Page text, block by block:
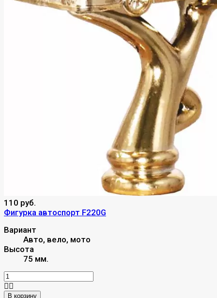
110 руб.
Фигурка автоспорт F220G
Вариант
Авто, вело, мото
Высота
75 мм.
В корзину